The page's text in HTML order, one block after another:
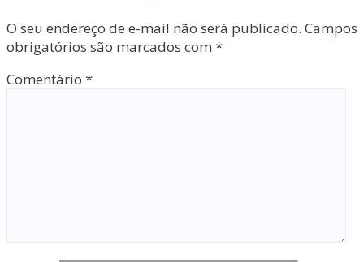
O seu endereço de e-mail não será publicado. Campos
obrigatórios são marcados com *
Comentário *